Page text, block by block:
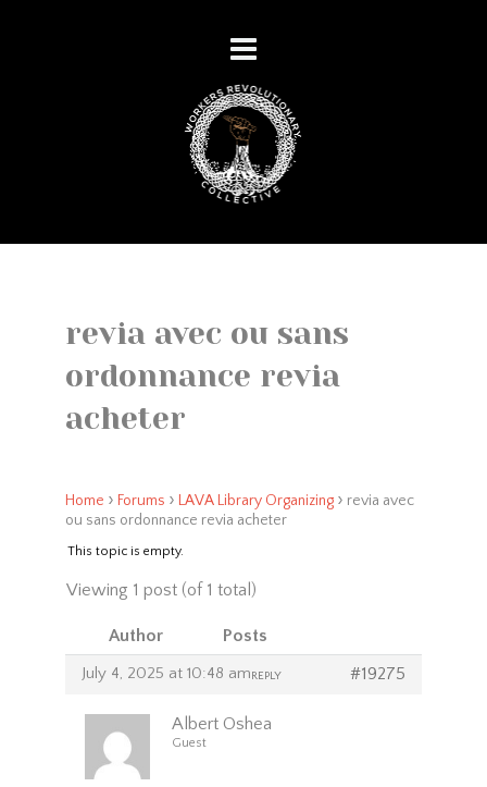
revia avec ou sans
ordonnance revia
acheter
Home › Forums › LAVA Library Organizing › revia avec
ou sans ordonnance revia acheter
This topic is empty.
Viewing 1 post (of 1 total)
Author Posts
July 4, 2025 at 10:48 am #19275
REPLY
Albert Oshea
Guest